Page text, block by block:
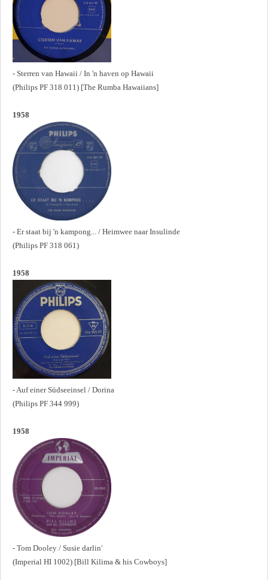
- Sterren van Hawaii / In 'n haven op Hawaii
(Philips PF 318 011) [The Rumba Hawaiians]
1958
- Er staat bij 'n kampong... / Heimwee naar Insulinde
(Philips PF 318 061)
1958
- Auf einer Südseeinsel / Dorina
(Philips PF 344 999)
1958
- Tom Dooley / Susie darlin'
(Imperial HI 1002) [Bill Kilima & his Cowboys]